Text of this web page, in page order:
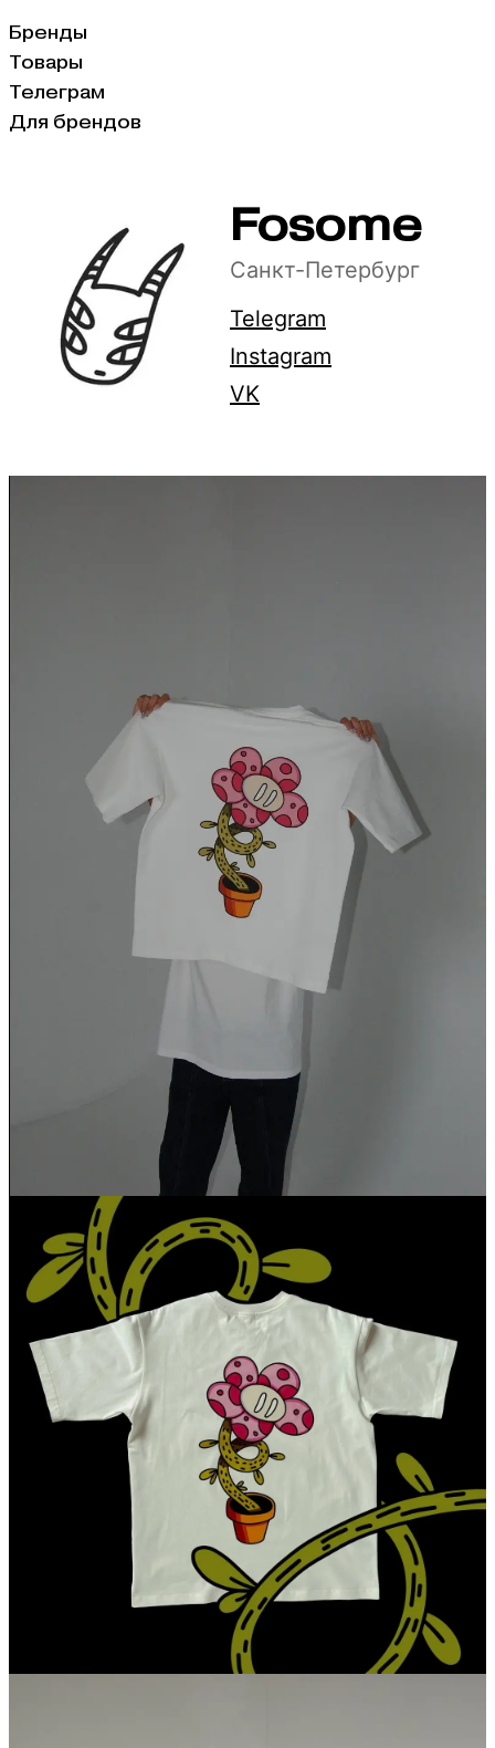
Бренды
Товары
Телеграм
Для брендов
Fosome
Санкт-Петербург
Telegram
Instagram
VK